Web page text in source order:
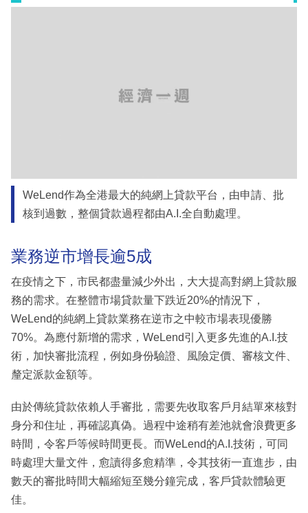
WeLend作為全港最大的純網上貸款平台，由申請、批
核到過數，整個貸款過程都由A.I.全自動處理。
業務逆市增長逾5成
在疫情之下，市民都盡量減少外出，大大提高對網上貸款服
務的需求。在整體市場貸款量下跌近20%的情況下，
WeLend的純網上貸款業務在逆市之中較市場表現優勝
70%。為應付新增的需求，WeLend引入更多先進的A.I.技
術，加快審批流程，例如身份驗證、風險定價、審核文件、
釐定派款金額等。
由於傳統貸款依賴人手審批，需要先收取客戶月結單來核對
身分和住址，再確認真偽。過程中途稍有差池就會浪費更多
時間，令客戶等候時間更長。而WeLend的A.I.技術，可同
時處理大量文件，愈讀得多愈精準，令其技術一直進步，由
數天的審批時間大幅縮短至幾分鐘完成，客戶貸款體驗更
佳。